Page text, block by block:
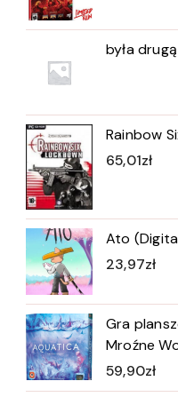
była drugą
Rainbow
65,01zł
Ato
23,97zł
Gra
Mroźne
59,90zł